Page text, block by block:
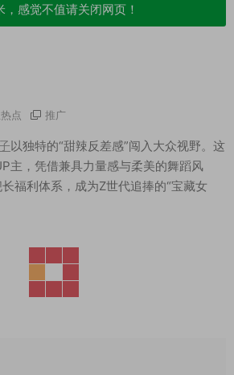
，感觉不值请关闭网页！
点 推广
以独特的“甜辣反差感”闯入大众视野。这
主，凭借兼具力量感与柔美的舞蹈风
福利体系，成为Z世代追捧的“宝藏女